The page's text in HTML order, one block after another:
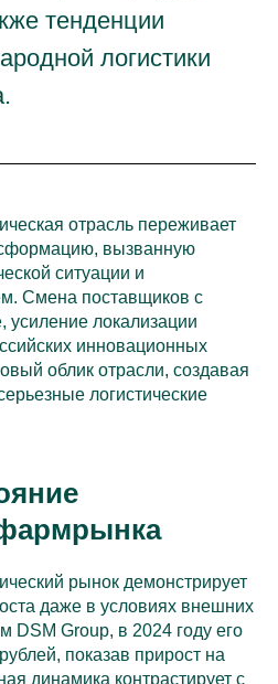
тенденции
логистики
отрасль переживает
вызванную
ситуации и
Смена поставщиков с
усиление локализации
инновационных
облик отрасли, создавая
логистические
рынок демонстрирует
даже в условиях внешних
DSM Group, в 2024 году его
показав прирост на
динамика контрастирует с